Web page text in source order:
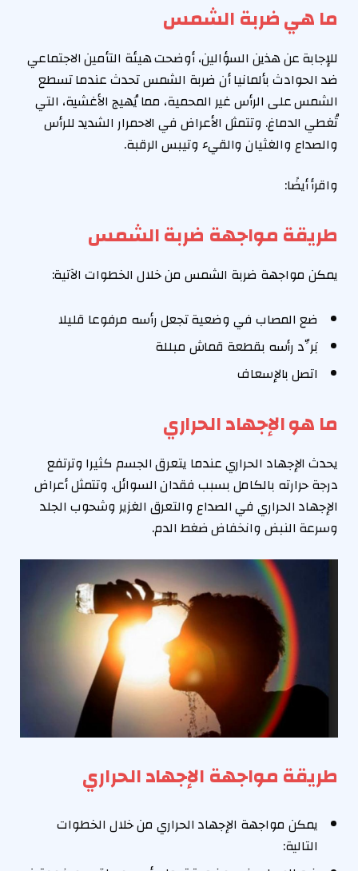
ما هي ضربة الشمس
للإجابة عن هذين السؤالين، أوضحت هيئة التأمين الاجتماعي
ضد الحوادث بألمانيا أن ضربة الشمس تحدث عندما تسطع
الشمس على الرأس غير المحمية، مما يُهيج الأغشية، التي
تُغطي الدماغ. وتتمثل الأعراض في الاحمرار الشديد للرأس
والصداع والغثيان والقيء وتيبس الرقبة.
واقرأ أيضًا:
طريقة مواجهة ضربة الشمس
يمكن مواجهة ضربة الشمس من خلال الخطوات الآتية:
ضع المصاب في وضعية تجعل رأسه مرفوعا قليلا
بَرِّد رأسه بقطعة قماش مبللة
اتصل بالإسعاف
ما هو الإجهاد الحراري
يحدث الإجهاد الحراري عندما يتعرق الجسم كثيرا وترتفع
درجة حرارته بالكامل بسبب فقدان السوائل. وتتمثل أعراض
الإجهاد الحراري في الصداع والتعرق الغزير وشحوب الجلد
وسرعة النبض وانخفاض ضغط الدم.
طريقة مواجهة الإجهاد الحراري
يمكن مواجهة الإجهاد الحراري من خلال الخطوات
التالية: